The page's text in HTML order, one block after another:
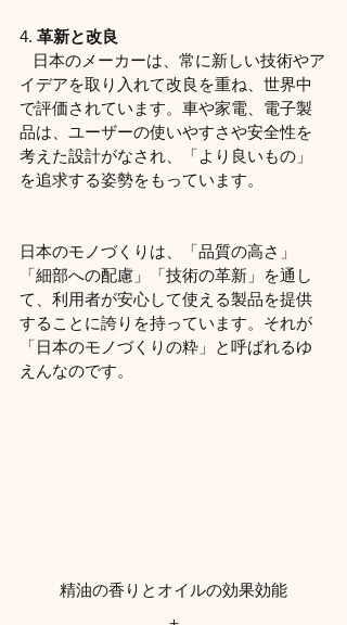
4. 革新と改良
日本のメーカーは、常に新しい技術やア
イデアを取り入れて改良を重ね、世界中
で評価されています。車や家電、電子製
品は、ユーザーの使いやすさや安全性を
考えた設計がなされ、「より良いもの」
を追求する姿勢をもっています。
日本のモノづくりは、「品質の高さ」
「細部への配慮」「技術の革新」を通し
て、利用者が安心して使える製品を提供
することに誇りを持っています。それが
「日本のモノづくりの粋」と呼ばれるゆ
えんなのです。
精油の香りとオイルの効果効能